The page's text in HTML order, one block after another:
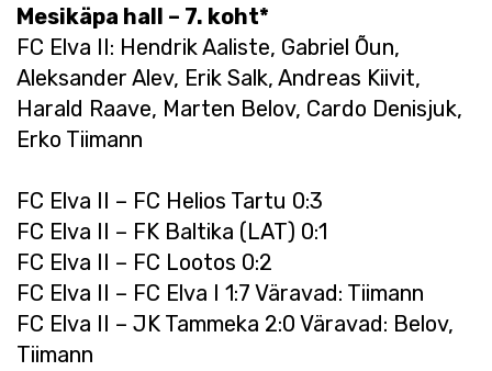
Mesikäpa hall – 7. koht*
FC Elva II: Hendrik Aaliste, Gabriel Õun,
Aleksander Alev, Erik Salk, Andreas Kiivit,
Harald Raave, Marten Belov, Cardo Denisjuk,
Erko Tiimann
FC Elva II – FC Helios Tartu 0:3
FC Elva II – FK Baltika (LAT) 0:1
FC Elva II – FC Lootos 0:2
FC Elva II – FC Elva I 1:7 Väravad: Tiimann
FC Elva II – JK Tammeka 2:0 Väravad: Belov,
Tiimann